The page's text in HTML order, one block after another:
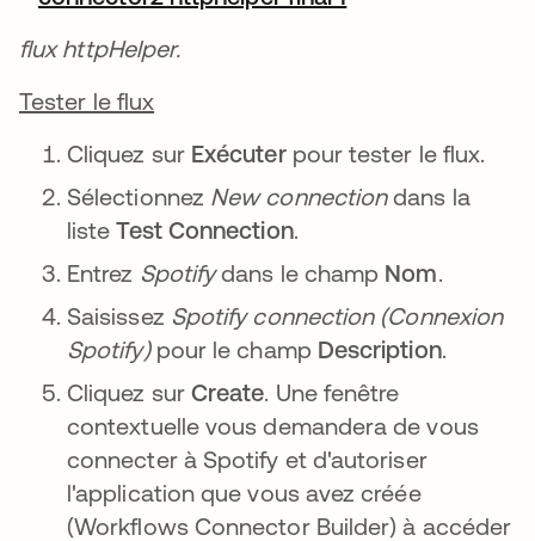
flux httpHelper.
Tester le flux
Cliquez sur Exécuterpour tester le flux.
Sélectionnez New connectiondans la
listeTest Connection.
Entrez Spotifydans le champ Nom
Saisissez Spotify connection (Connexion
Spotify)pour le champ Description.
Cliquez sur Create . Une fenêtre
contextuelle vous demandera de vous
connecter à Spotify et d'autoriser
l'application que vous avez créée
(Workflows Connector Builder) à accéder